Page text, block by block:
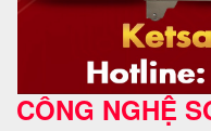
CÔNG NGHỆ